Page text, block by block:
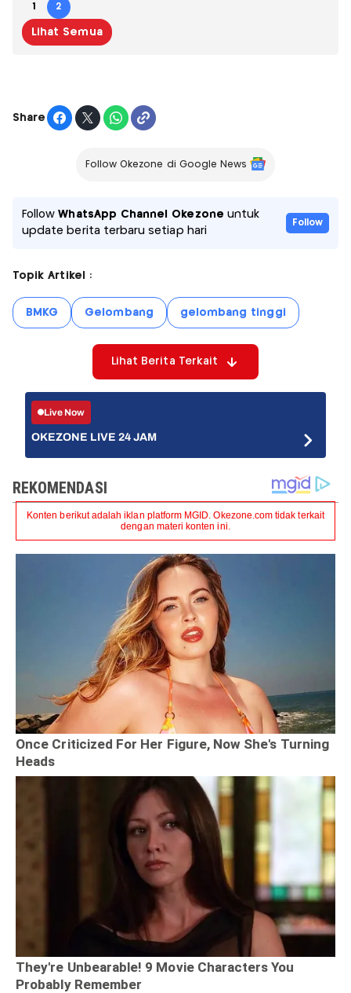
1 2
Lihat Semua
Share
Follow Okezone di Google News
FollowWhatsApp Channel Okezone untuk
update berita terbaru setiap hari
Follow
Topik Artikel :
BMKG Gelombang gelombang tinggi
Lihat Berita Terkait
Live Now
OKEZONE LIVE 24 JAM